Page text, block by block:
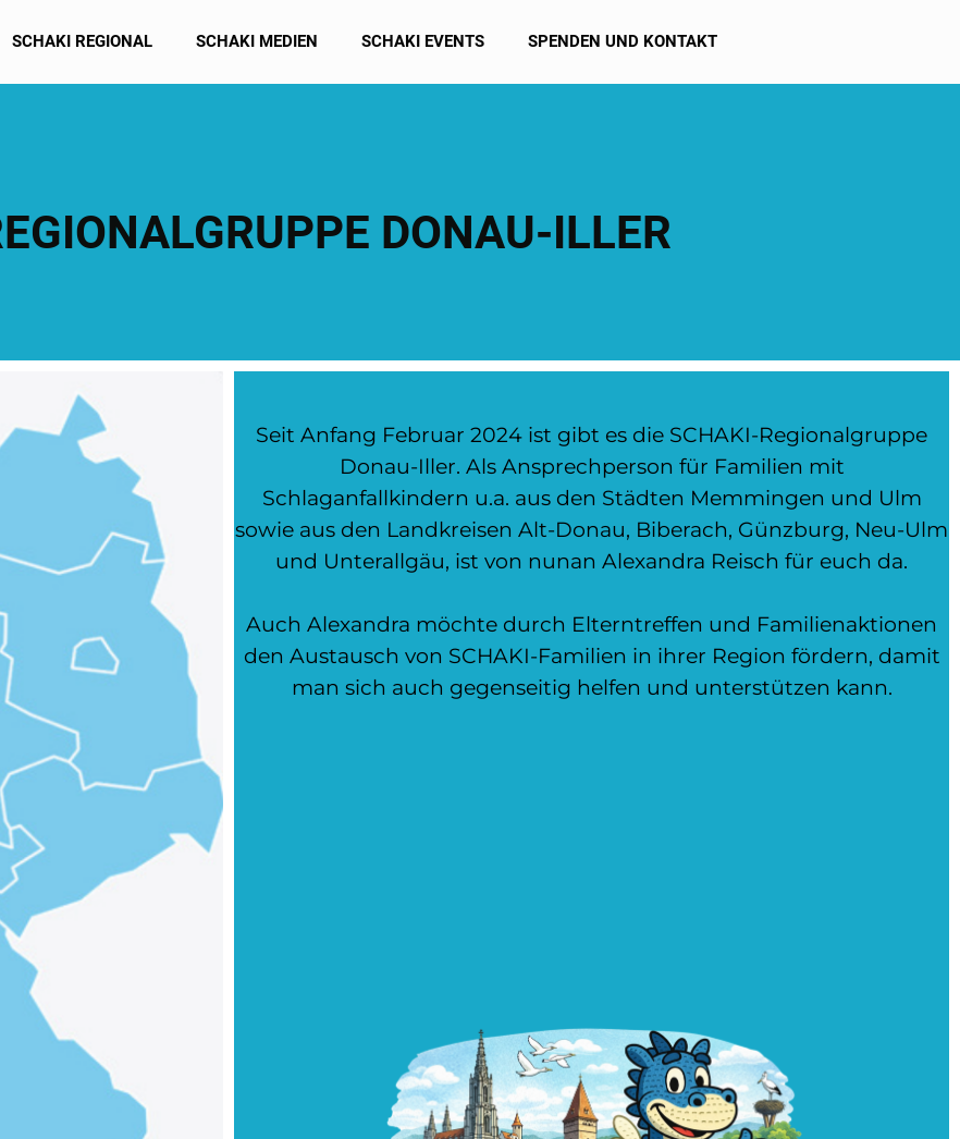
SCHAKI REGIONAL SCHAKI MEDIEN SCHAKI EVENTS SPENDEN UND KONTAKT
DONAU-ILLER
Seit Anfang Februar 2024 ist gibt es die SCHAKI-Regionalgruppe
Donau-Iller. Als Ansprechperson für Familien mit
Schlaganfallkindern u.a. aus den Städten Memmingen und Ulm
sowie aus den Landkreisen Alt-Donau, Biberach, Günzburg, Neu-Ulm
und Unterallgäu, ist von nunan Alexandra Reisch für euch da.
Auch Alexandra möchte durch Elterntreffen und Familienaktionen
den Austausch von SCHAKI-Familien in ihrer Region fördern, damit
man sich auch gegenseitig helfen und unterstützen kann.